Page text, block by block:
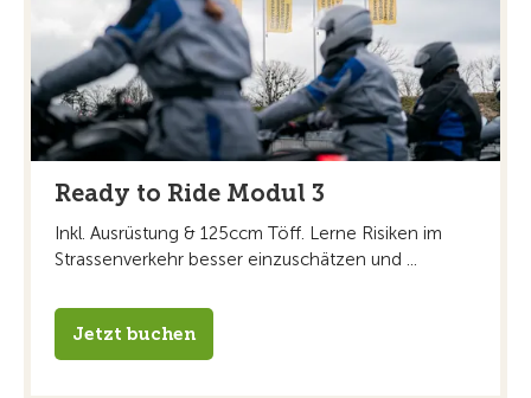
Ready to Ride Modul 3
Inkl. Ausrüstung & 125ccm Töff. Lerne Risiken im
Strassenverkehr besser einzuschätzen und ...
Jetzt buchen